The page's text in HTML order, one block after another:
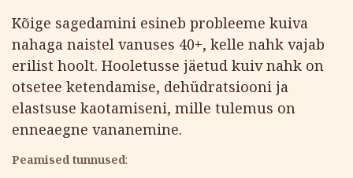
Kõige sagedamini esineb probleeme kuiva
nahaga naistel vanuses 40+, kelle nahk vajab
erilist hoolt. Hooletusse jäetud kuiv nahk on
otsetee ketendamise, dehüdratsiooni ja
elastsuse kaotamiseni, mille tulemus on
enneaegne vananemine.
Peamised tunnused: